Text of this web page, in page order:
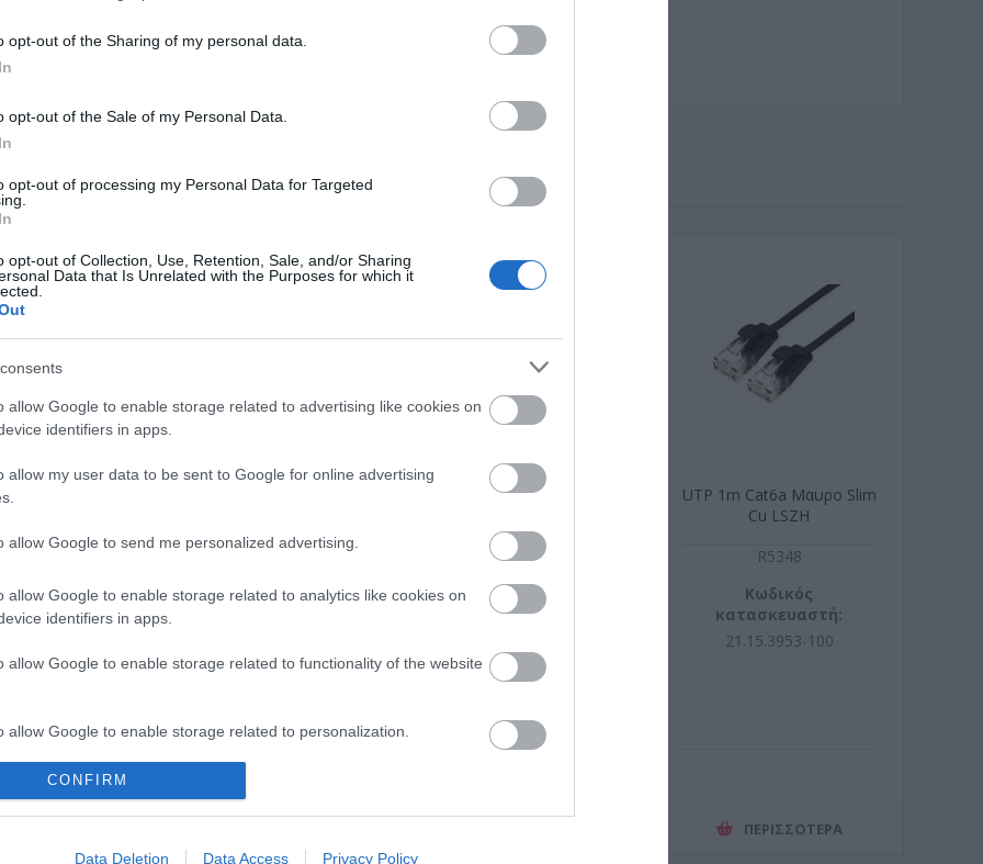
opt-out of the Sharing of my personal data.
opt-out of the Sale of my Personal Data.
opt-out of processing my Personal Data for Targeted
opt-out of Collection, Use, Retention, Sale, and/or Sharing
Data that Is Unrelated with the Purposes for which it
allow Google to enable storage related to advertising like cookies on
identifiers in apps.
allow my user data to be sent to Google for online advertising
allow Google to send me personalized advertising.
allow Google to enable storage related to analytics like cookies on
identifiers in apps.
allow Google to enable storage related to functionality of the website
allow Google to enable storage related to personalization.
allow Google to enable storage related to security, including
CONFIRM
Data Deletion Data Access Privacy Policy
επίσης
UTP
manager
Κωδικός
INSTALLATION SCREW
x 16mm)
R9083
Κωδικός
κατασκευαστή:
UTP 1m Cat6a Μαυρο Slim
Cu LSZH
R5348
Κωδικός
κατασκευαστή:
21.15.3953-100
ΠΕΡΙΣΣΌΤΕΡΑ